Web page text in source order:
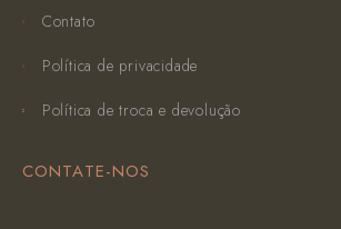
Contato
Política de privacidade
Política de troca e devolução
CONTATE-NOS